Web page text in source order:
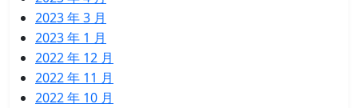
2023 年 3 月
2023 年 1 月
2022 年 12 月
2022 年 11 月
2022 年 10 月